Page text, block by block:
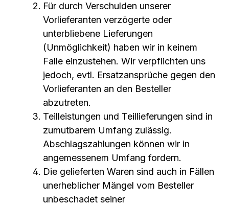
Für durch Verschulden unserer
Vorlieferanten verzögerte oder
unterbliebene Lieferungen
(Unmöglichkeit) haben wir in keinem
Falle einzustehen. Wir verpflichten uns
jedoch, evtl. Ersatzansprüche gegen den
Vorlieferanten an den Besteller
abzutreten.
Teilleistungen und Teillieferungen sind in
zumutbarem Umfang zulässig.
Abschlagszahlungen können wir in
angemessenem Umfang fordern.
Die gelieferten Waren sind auch in Fällen
unerheblicher Mängel vom Besteller
unbeschadet seiner